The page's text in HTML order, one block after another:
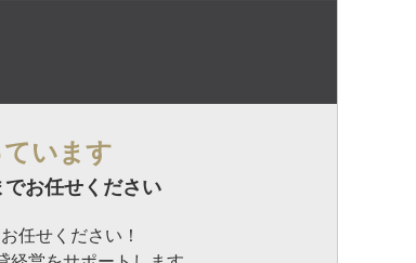
います
お任せください
任せください！